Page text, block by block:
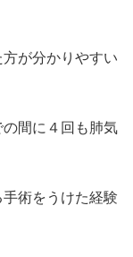
が分かりやすい
間に４回も肺気
術をうけた経験